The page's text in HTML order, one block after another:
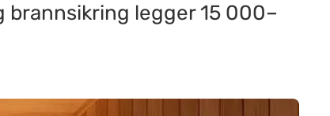
brannsikring legger 15 000–